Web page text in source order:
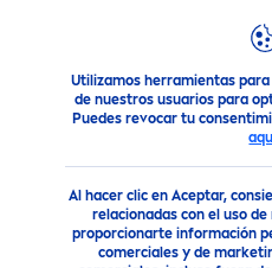
Utilizamos herramientas
de nuestros usuarios para
Puedes revocar tu
Al hacer clic en Aceptar,
relacionadas con el uso
proporcionarte información
comerciales y de
Consejo NIVEAMEN